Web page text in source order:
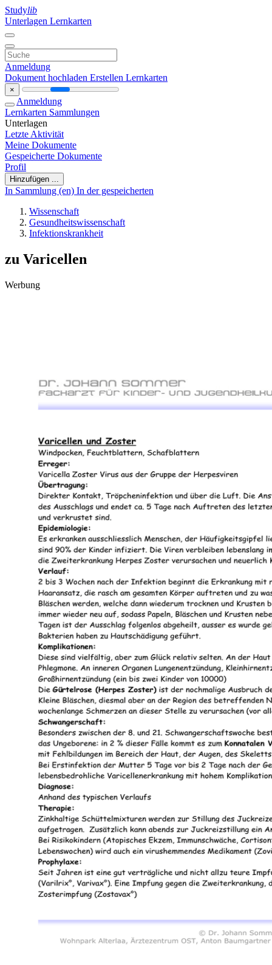
Studylib
Unterlagen Lernkarten
Anmeldung
Dokument hochladen Erstellen Lernkarten
×
Anmeldung
Lernkarten Sammlungen
Unterlagen
Letzte Aktivität
Meine Dokumente
Gespeicherte Dokumente
Profil
Hinzufügen ...
In Sammlung (en) In der gespeicherten
Wissenschaft
Gesundheitswissenschaft
Infektionskrankheit
zu Varicellen
Werbung